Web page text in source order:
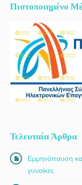
Πιστοποιημένο
Τελευταία Άρθρα
Εμμηνόπαυση
γυναίκες